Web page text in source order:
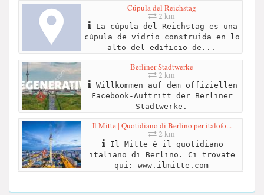
Cúpula del Reichstag
2 km
La cúpula del Reichstag es una
cúpula de vidrio construida en lo
alto del edificio de...
Berliner Stadtwerke
2 km
Willkommen auf dem offiziellen
Facebook-Auftritt der Berliner
Stadtwerke.
Il Mitte | Quotidiano di Berlino per italofo...
2 km
Il Mitte è il quotidiano
italiano di Berlino. Ci trovate
qui: www.ilmitte.com